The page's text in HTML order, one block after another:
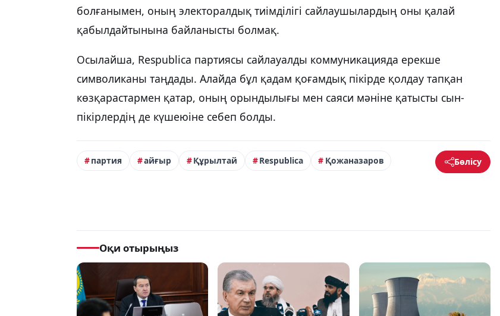
болғанымен, оның электоралдық тиімділігі сайлаушылардың оны қалай
қабылдайтынына байланысты болмақ.
Осылайша, Respublica партиясы сайлауалды коммуникацияда ерекше
символиканы таңдады. Алайда бұл қадам қоғамдық пікірде қолдау тапқан
көзқарастармен қатар, оның орындылығы мен саяси мәніне қатысты сын-
пікірлердің де күшеюіне себеп болды.
партия айғыр Құрылтай Respublica Қожаназаров Бөлісу
Оқи отырыңыз